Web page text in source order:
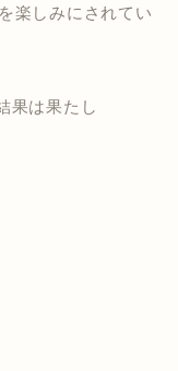
楽しみにされてい
果は果たし